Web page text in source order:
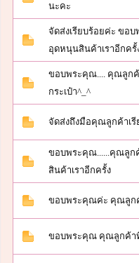
นะคะ
จัดส่งเรียบร้อยค่ะ ขอ
อุดหนุนสินค้าเราอีกครั้
ขอบพระคุณ.... คุณลูกค้
กระเป๋า^_^
จัดส่งถึงมือคุณลูกค้าเ
ขอบพระคุณ......คุณลูก
สินค้าเราอีกครั้ง
ขอบพระคุณค่ะ คุณลูก
ขอบพระคุณ คุณลูกค้า